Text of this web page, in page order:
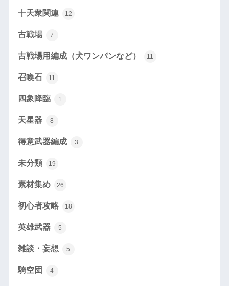
十天衆関連 12
古戦場 7
古戦場用編成（犬ワンパンなど） 11
召喚石 11
四象降臨 1
天星器 8
得意武器編成 3
未分類 19
素材集め 26
初心者攻略 18
英雄武器 5
雑談・妄想 5
騎空団 4